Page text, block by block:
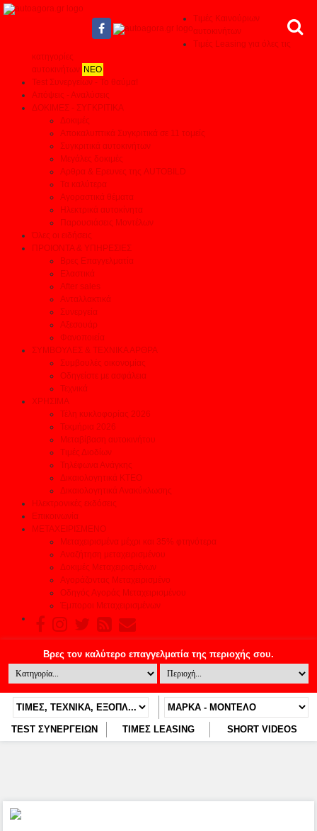
Τιμές Καινούριων
αυτοκινήτων
Τιμές Leasing για όλες τις
κατηγορίες
αυτοκινήτων ΝΕΟ
Test Συνεργείων - Το θαύμα!
Απόψεις - Αναλύσεις
ΔΟΚΙΜΕΣ - ΣΥΓΚΡΙΤΙΚΑ
Δοκιμές
Αποκαλυπτικά Συγκριτικά σε 11 τομείς
Συγκριτικά αυτοκινήτων
Μεγάλες δοκιμές
Αρθρα & Ερευνες της AUTOBILD
Τα καλύτερα
Αγοραστικά θέματα
Ηλεκτρικά αυτοκίνητα
Παρουσιάσεις Μοντέλων
Όλες οι ειδήσεις
ΠΡΟΙΟΝΤΑ & ΥΠΗΡΕΣΙΕΣ
Βρες Επαγγελματία
Ελαστικά
After sales
Ανταλλακτικά
Συνεργεία
Αξεσουάρ
Φανοποιεία
ΣΥΜΒΟΥΛΕΣ & ΤΕΧΝΙΚΑ ΑΡΘΡΑ
Συμβουλές οικονομίας
Οδηγείστε με ασφάλεια
Τεχνικά
ΧΡΗΣΙΜΑ
Τέλη κυκλοφορίας 2026
Τεκμήρια 2026
Μεταβίβαση αυτοκινήτου
Τιμές Διοδίων
Τηλέφωνα Ανάγκης
Δικαιολογητικά ΚΤΕΟ
Δικαιολογητικά Ανακύκλωσης
Ηλεκτρονικές εκδόσεις
Επικοινωνία
ΜΕΤΑΧΕΙΡΙΣΜΕΝΟ
Μεταχειρισμένα μέχρι και 35% φτηνότερα
Αναζήτηση μεταχειρισμένου
Δοκιμές Μεταχειρισμένων
Αγοράζοντας Μεταχειρισμένο
Οδηγός Αγοράς Μεταχειρισμένου
Έμποροι Μεταχειρισμένων
TEST ΣΥΝΕΡΓΕΙΩΝ ΤΙΜΕΣ LEASING SHORT VIDEOS